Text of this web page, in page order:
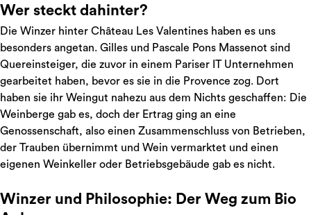
Wer steckt dahinter?
Die Winzer hinter Château Les Valentines haben es uns
besonders angetan. Gilles und Pascale Pons Massenot sind
Quereinsteiger, die zuvor in einem Pariser IT Unternehmen
gearbeitet haben, bevor es sie in die Provence zog. Dort
haben sie ihr Weingut nahezu aus dem Nichts geschaffen: Die
Weinberge gab es, doch der Ertrag ging an eine
Genossenschaft, also einen Zusammenschluss von Betrieben,
der Trauben übernimmt und Wein vermarktet und einen
eigenen Weinkeller oder Betriebsgebäude gab es nicht.
Winzer und Philosophie: Der Weg zum Bio